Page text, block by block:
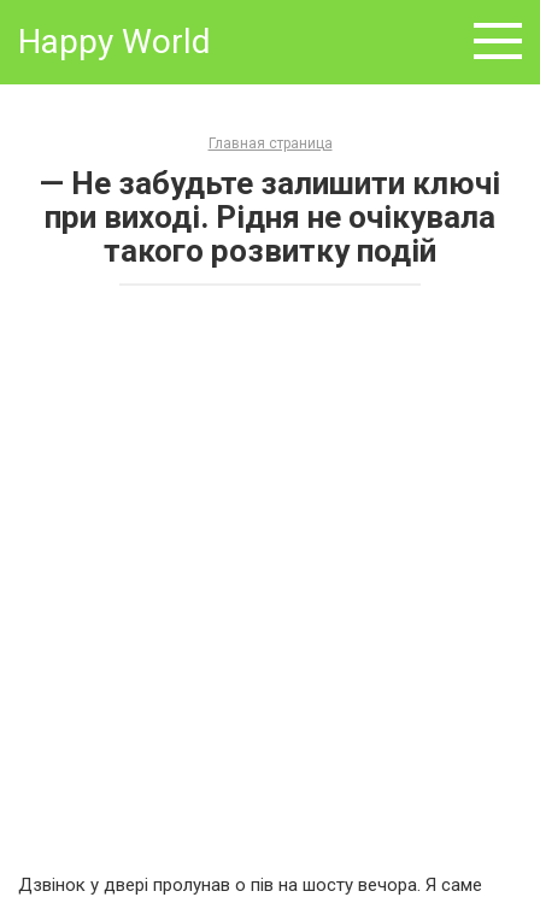
Happy World
Главная страница
— Не забудьте залишити ключі
при виході. Рідня не очікувала
такого розвитку подій
Дзвінок у двері пролунав о пів на шосту вечора. Я саме